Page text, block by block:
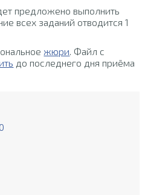
предложено выполнить
всех заданий отводится 1
жюри. Файл с
до последнего дня приёма